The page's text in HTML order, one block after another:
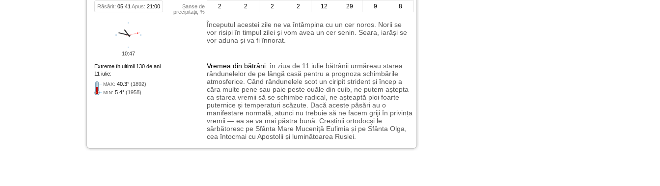
Răsărit: 05:41 Apus: 21:00
Șanse de
precipitații, %
2
2 2 2 12 29 9 8
Începutul acestei zile ne va întâmpina cu un cer noros. Norii se
vor risipi în timpul zilei și vom avea un cer senin. Seara, iarăși se
vor aduna și va fi înnorat.
Extreme în ultimii 130 de ani
11 iulie:
MAX: 40.3° (1892)
MIN: 5.4° (1958)
Vremea din bătrâni: în ziua de 11 iulie bătrânii urmăreau starea
rândunelelor de pe lângă casă pentru a prognoza schimbările
atmosferice. Când rândunelele scot un ciripit strident și încep a
căra multe pene sau paie peste ouăle din cuib, ne putem aștepta
ca starea vremii să se schimbe radical, ne așteaptă ploi foarte
puternice și temperaturi scăzute. Dacă aceste păsări au o
manifestare normală, atunci nu trebuie să ne facem griji în privința
vremii — ea se va mai păstra bună. Creștinii ortodocși le
sărbătoresc pe Sfânta Mare Muceniță Eufimia și pe Sfânta Olga,
cea întocmai cu Apostolii și luminătoarea Rusiei.
10:47